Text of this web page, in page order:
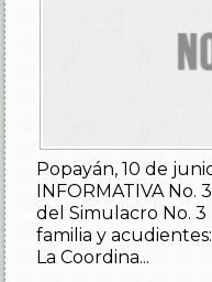
2026 CIRCULAR
Reprogramación
padres de
un cordial saludo.